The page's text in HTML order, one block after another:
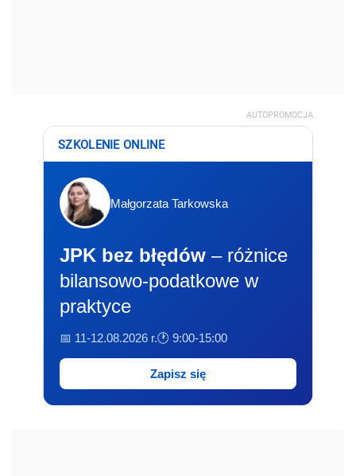
AUTOPROMOCJA
SZKOLENIE ONLINE
Małgorzata Tarkowska
JPK bez błędów – różnice
bilansowo-podatkowe w
praktyce
📅 11-12.08.2026 r.🕐 9:00-15:00
Zapisz się